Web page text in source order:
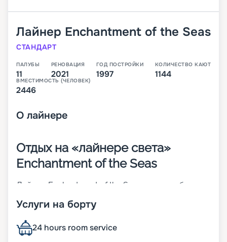
Лайнер Enchantment of the Seas
СТАНДАРТ
ПАЛУБЫ
11
РЕНОВАЦИЯ
2021
ГОД ПОСТРОЙКИ
1997
КОЛИЧЕСТВО КАЮТ
1144
ВМЕСТИМОСТЬ (ЧЕЛОВЕК)
2446
О лайнере
Отдых на «лайнере света»
Enchantment of the Seas
Лайнер Enchantment of the Seas – 11-палубное
классу Vision. Корабль был построен еще в 1997
факт, что более половины поверхностей на
судне – прозрачные. К ним относят
Услуги на борту
24 hours room service